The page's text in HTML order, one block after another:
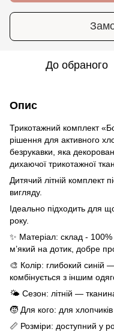
До обраного
Опис
Трикотажний комплект
рішення для активного
безрукавки, яка
дихаючої трикотажної
Дитячий літній комплект
вигляду.
Ідеально підходить для
року.
✨ Матеріал: склад -
м’який на дотик, добре
🎨 Колір: глибокий синій
комбінується з іншим
🌤 Сезон: літній —
🧒 Для кого: для хлопчиків
📏 Розміри: доступний у